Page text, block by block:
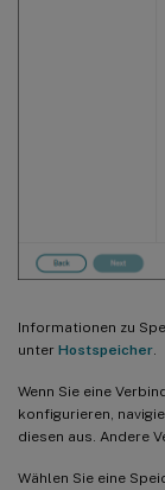
Informationen zu
unter Hostspeicher
Wenn Sie eine
konfigurieren,
diesen aus. Andere
Wählen Sie eine